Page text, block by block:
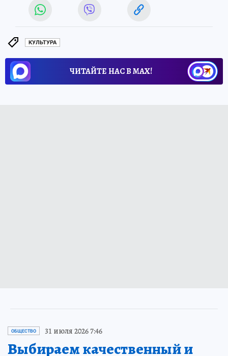
КУЛЬТУРА
ЧИТАЙТЕ НАС В МАХ!
ОБЩЕСТВО 31 июля 2026 7:46
Выбираем качественный и